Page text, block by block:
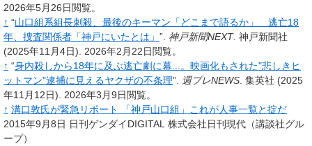
2026年5月26日閲覧。
↑ “山口組系組長刺殺、最後のキーマン「どこまで語るか」 逃亡18
年、捜査関係者「神戸にいたとは」 ”. 神戸新聞NEXT. 神戸新聞社
(2025年11月4日).
2026年2月22日閲覧。
↑ “身内殺しから18年に及ぶ逃亡劇に幕...。映画化もされた"悲しきヒ
ットマン"逮捕に見えるヤクザの不条理”. 週プレNEWS 集英社 (2025
年11月12日).
2026年3月9日閲覧。
↑ 溝口敦氏が緊急リポート 「神戸山口組」これが人事一覧と掟だ
2015年9月8日 日刊ゲンダイDIGITAL 株式会社日刊現代（講談社グル
ープ）